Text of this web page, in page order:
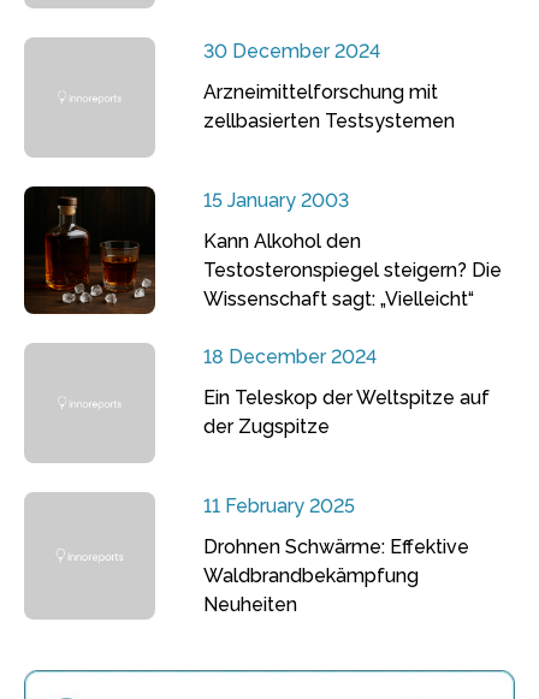
30 December 2024
Arzneimittelforschung mit
zellbasierten Testsystemen
15 January 2003
Kann Alkohol den
Testosteronspiegel steigern? Die
Wissenschaft sagt: „Vielleicht“
18 December 2024
Ein Teleskop der Weltspitze auf
der Zugspitze
11 February 2025
Drohnen Schwärme: Effektive
Waldbrandbekämpfung
Neuheiten